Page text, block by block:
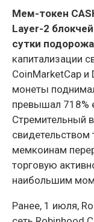
Мем-токен
Layer-2
сутки
капитализации
CoinMarketCap и
монеты
превышал 718%
Стремительный
свидетельством
мемкоинам
торговую
наибольшим
Ранее, 1 июля,